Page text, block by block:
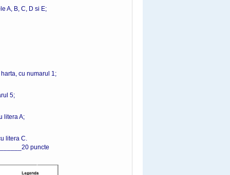
A, B, C, D si E;
cu numarul 1;
5;
litera A;
litera C.
puncte